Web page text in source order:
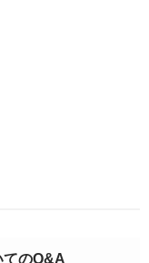
てのQ&A